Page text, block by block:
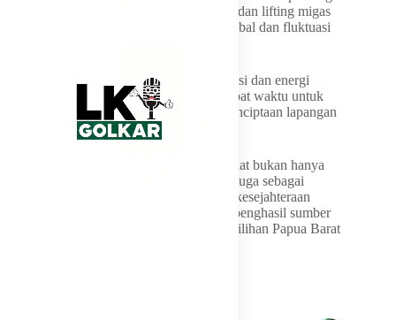
kepentingan dapat terus menjaga produksi dan lifting migas
nasional di tengah tantangan geopolitik global dan fluktuasi
Selain itu, berbagai proyek strategis hilirisasi dan energi
nasional juga diharapkan dapat berjalan tepat waktu untuk
mendukung pertumbuhan ekonomi dan penciptaan lapangan
“Ke depan, sektor energi harus semakin kuat bukan hanya
sebagai sumber penerimaan negara, tetapi juga sebagai
penggerak pemerataan pembangunan dan kesejahteraan
masyarakat, termasuk bagi daerah-daerah penghasil sumber
daya alam,” ujar legislator asal daerah pemilihan Papua Barat